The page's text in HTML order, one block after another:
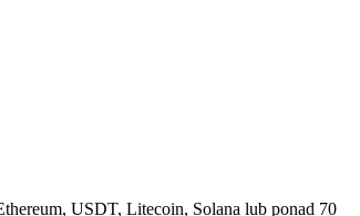
USDT, Litecoin, Solana lub ponad 70